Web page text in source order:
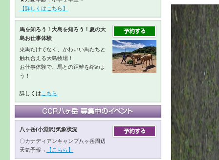
【詳しくはこちら】
馬を知ろう！大島を知ろう！夏の大
島お仕事体験
乗馬だけでなく、かわいい馬たちと
触れ合える大島牧場！
お仕事体験で、馬との距離を縮めよ
う！
詳しくは こちら
八ヶ岳(小淵沢)気象状況
〇カナディアンキャンプ八ヶ岳周辺
天気予報→
【こちら】